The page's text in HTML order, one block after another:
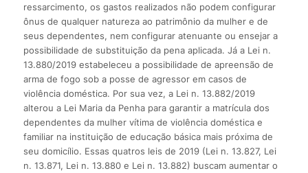
ressarcimento, os gastos realizados não podem configurar
ônus de qualquer natureza ao patrimônio da mulher e de
seus dependentes, nem configurar atenuante ou ensejar a
possibilidade de substituição da pena aplicada. Já a Lei n.
13.880/2019 estabeleceu a possibilidade de apreensão de
arma de fogo sob a posse de agressor em casos de
violência doméstica. Por sua vez, a Lei n. 13.882/2019
alterou a Lei Maria da Penha para garantir a matrícula dos
dependentes da mulher vítima de violência doméstica e
familiar na instituição de educação básica mais próxima de
seu domicílio. Essas quatros leis de 2019 (Lei n. 13.827, Lei
n. 13.871, Lei n. 13.880 e Lei n. 13.882) buscam aumentar o